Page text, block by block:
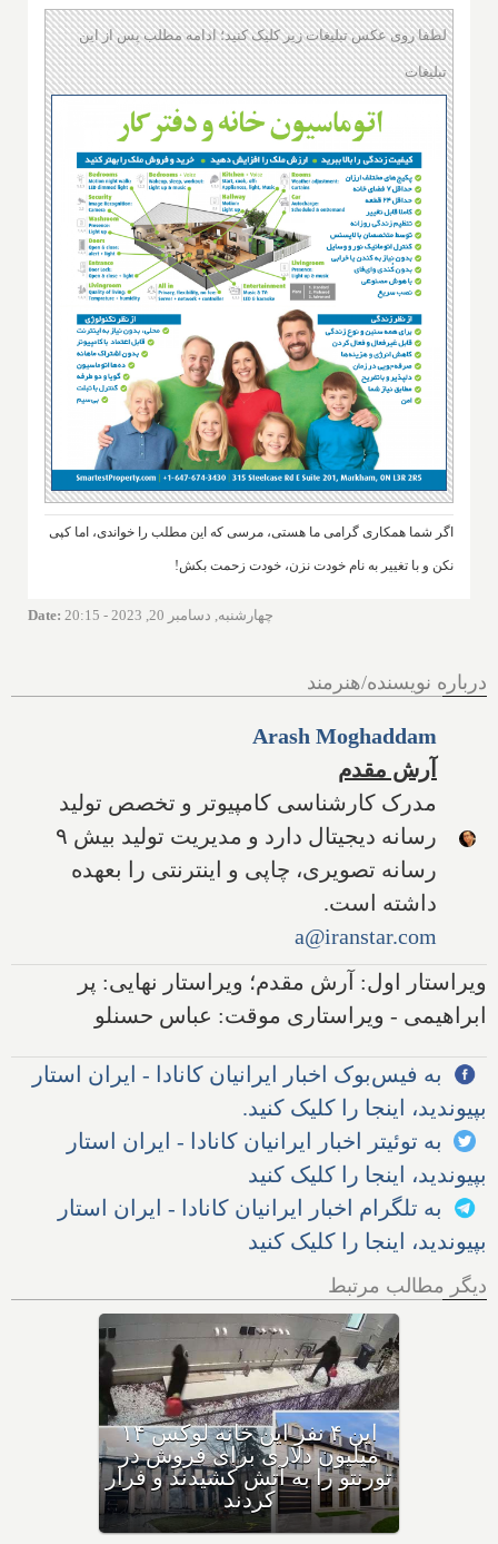
لطفا روی عکس تبلیغات زیر کلیک کنید؛ ادامه مطلب پس از این
تبلیغات
اگر شما همکاری گرامی ما هستی، مرسی که این مطلب را خواندی، اما کپی
نکن و با تغییر به نام خودت نزن، خودت زحمت بکش!
Date: چهارشنبه, دسامبر 20, 2023 - 20:15
درباره نویسنده/هنرمند
Arash Moghaddam
آرش مقدم
مدرک کارشناسی کامپیوتر و تخصص تولید
رسانه دیجیتال دارد و مدیریت تولید بیش ۹
رسانه تصویری، چاپی و اینترنتی را بعهده
داشته است.
a@iranstar.com
ویراستار اول: آرش مقدم؛ ویراستار نهایی: پر
ابراهیمی - ویراستاری موقت: عباس حسنلو
به فیس‌بوک اخبار ایرانیان کانادا - ایران استار
بپیوندید، اینجا را کلیک کنید.
به توئیتر اخبار ایرانیان کانادا - ایران استار
بپیوندید، اینجا را کلیک کنید
به تلگرام اخبار ایرانیان کانادا - ایران استار
بپیوندید، اینجا را کلیک کنید
دیگر مطالب مرتبط
چرا ساکنان مناطق توریستی
کانادا در حال ترک این مناطق
هستند؟